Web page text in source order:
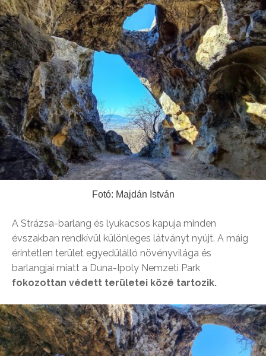
Fotó: Majdán István
A Strázsa-barlang és lyukacsos kapuja minden
évszakban rendkívül különleges látványt nyújt. A máig
érintetlen terület egyedülálló növényvilága és
barlangjai miatt a Duna-Ipoly Nemzeti Park
fokozottan védett területei közé tartozik.